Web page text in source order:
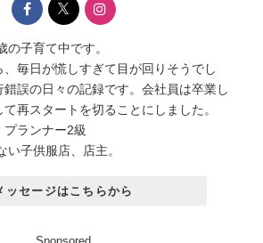
の子育て中です。
毎日が慌しすぎて目が回りそうでし
錯誤の日々の記録です。会社員は卒業し
再スタートを切ることにしました。
プランナー2級
い子供服店、店主。
ッセージはこちらから